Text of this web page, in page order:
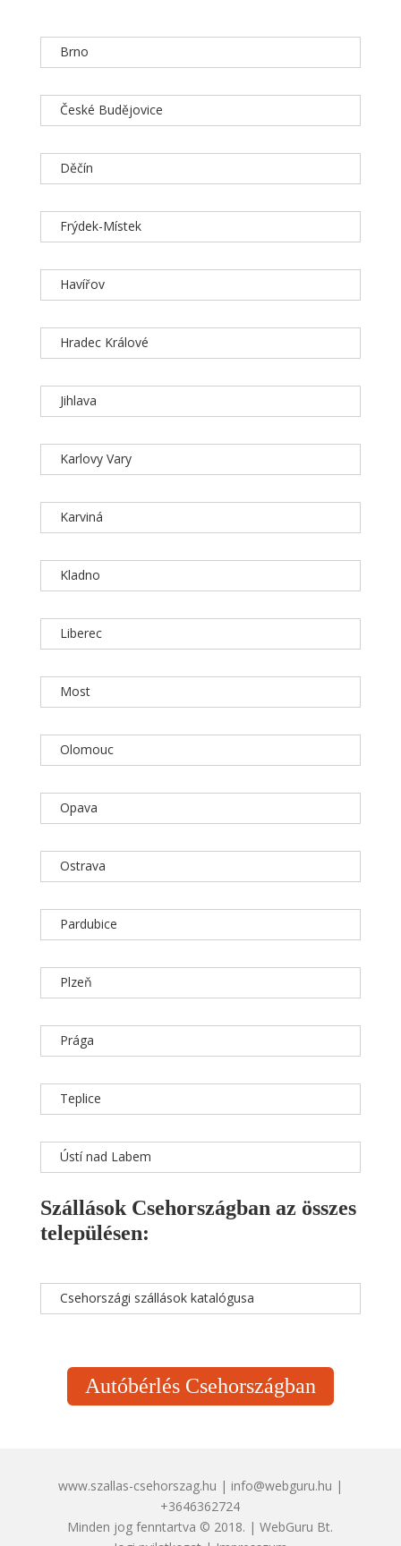
Brno
České Budějovice
Děčín
Frýdek-Místek
Havířov
Hradec Králové
Jihlava
Karlovy Vary
Karviná
Kladno
Liberec
Most
Olomouc
Opava
Ostrava
Pardubice
Plzeň
Prága
Teplice
Ústí nad Labem
Szállások Csehországban az összes
településen:
Csehországi szállások katalógusa
Autóbérlés Csehországban
www.szallas-csehorszag.hu | info@webguru.hu |
+3646362724
Minden jog fenntartva © 2018. | WebGuru Bt.